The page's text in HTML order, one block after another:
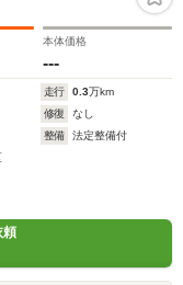
ル パ本体価格
---
走行 0.3万km
修復
なし
整備
法定整備付
頼